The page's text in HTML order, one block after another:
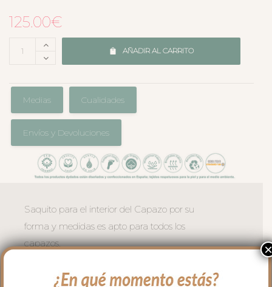
125.00€
AÑADIR AL CARRITO
Medias Cualidades
Envíos y Devoluciones
Saquito para el interior del Capazo por su
forma y medidas es apto para todos los
capazos.
en el moisés, para llevar en brazos…
×